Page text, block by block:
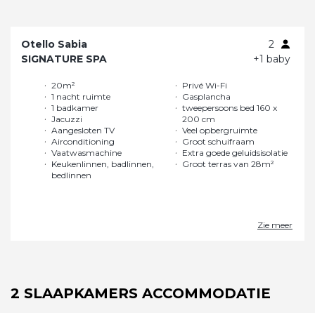
Otello Sabia
2
+1 baby
SIGNATURE SPA
20m²
1 nacht ruimte
1 badkamer
Jacuzzi
Aangesloten TV
Airconditioning
Vaatwasmachine
Keukenlinnen, badlinnen,
bedlinnen
Privé Wi-Fi
Gasplancha
tweepersoons bed 160 x
200 cm
Veel opbergruimte
Groot schuifraam
Extra goede geluidsisolatie
Groot terras van 28m²
Zie meer
2 SLAAPKAMERS ACCOMMODATIE